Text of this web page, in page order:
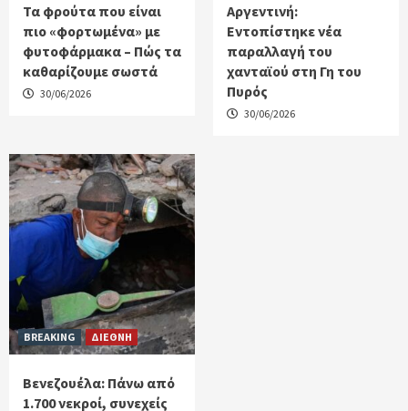
Τα φρούτα που είναι
πιο «φορτωμένα» με
φυτοφάρμακα – Πώς τα
καθαρίζουμε σωστά
30/06/2026
Αργεντινή:
Εντοπίστηκε νέα
παραλλαγή του
χανταϊού στη Γη του
Πυρός
30/06/2026
BREAKING ΔΙΕΘΝΗ
Βενεζουέλα: Πάνω από
1.700 νεκροί, συνεχείς